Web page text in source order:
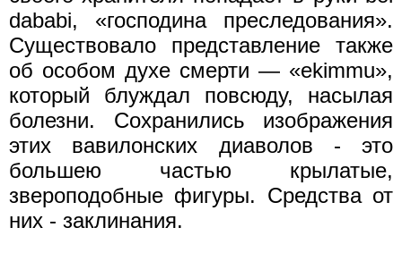
dababi, «господина преследования».
Существовало представление также
об особом духе смерти — «ekimmu»,
который блуждал повсюду, насылая
болезни. Сохранились изображения
этих вавилонских диаволов - это
большею частью крылатые,
звероподобные фигуры. Средства от
них - заклинания.